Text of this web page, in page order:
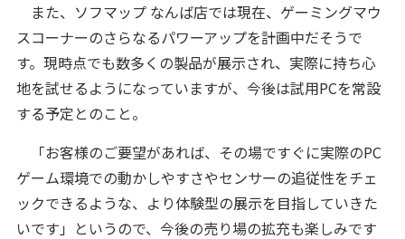
また、ソフマップ なんば店では現在、ゲーミングマウ
スコーナーのさらなるパワーアップを計画中だそうで
す。現時点でも数多くの製品が展示され、実際に持ち心
地を試せるようになっていますが、今後は試用PCを常設
する予定とのこと。
「お客様のご要望があれば、その場ですぐに実際のPC
ゲーム環境での動かしやすさやセンサーの追従性をチェ
ックできるような、より体験型の展示を目指していきた
いです」というので、今後の売り場の拡充も楽しみです